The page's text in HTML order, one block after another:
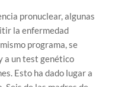
pronuclear, algunas
la enfermedad
programa, se
a un test genético
Esto ha dado lugar a